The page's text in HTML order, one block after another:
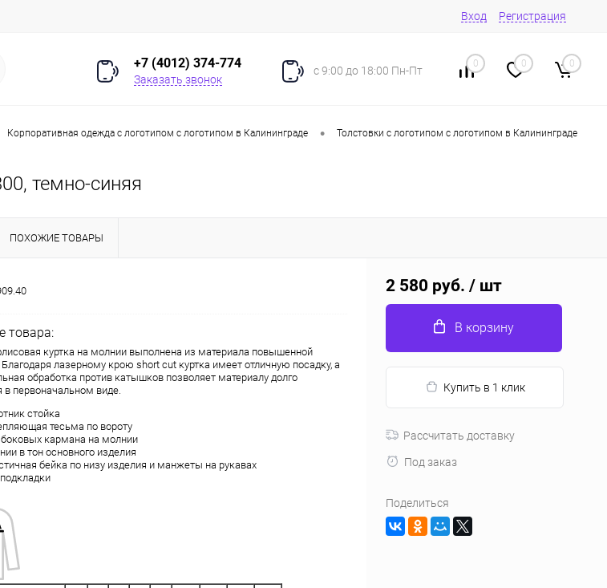
Вход Регистрация
+7 (4012) 374-774
Заказать звонок
с 9:00 до 18:00 Пн-Пт
0 0 0
Корпоративная одежда с логотипом с логотипом в Калининграде • Толстовки с логотипом с логотипом в Калининграде
темно-синяя
ПОХОЖИЕ ТОВАРЫ
товара:
куртка на молнии выполнена из материала повышенной
Благодаря лазерному крою short cut куртка имеет отличную посадку, а
обработка против катышков позволяет материалу долго
в первоначальном виде.
стойка
тесьма по вороту
кармана на молнии
в тон основного изделия
бейка по низу изделия и манжеты на рукавах
2 580 руб. / шт
В корзину
Купить в 1 клик
Рассчитать доставку
Под заказ
Поделиться